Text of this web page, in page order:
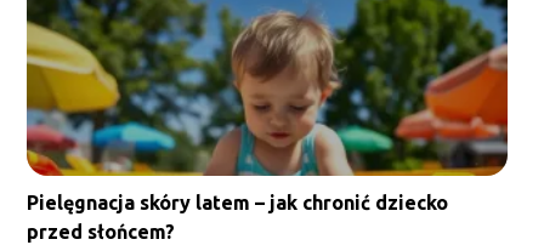
Pielęgnacja skóry latem – jak chronić dziecko
przed słońcem?